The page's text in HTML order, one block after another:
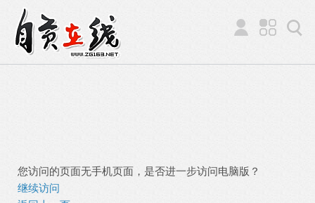
您访问的页面无手机页面，是否进一步访问电脑版？
继续访问